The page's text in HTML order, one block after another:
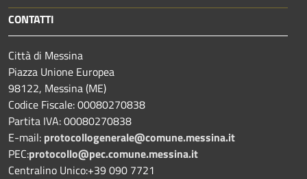
CONTATTI
Città di Messina
Piazza Unione Europea
98122, Messina (ME)
Codice Fiscale: 00080270838
Partita IVA: 00080270838
E-mail: protocollogenerale@comune.messina.it
PEC:protocollo@pec.comune.messina.it
Centralino Unico:+39 090 7721